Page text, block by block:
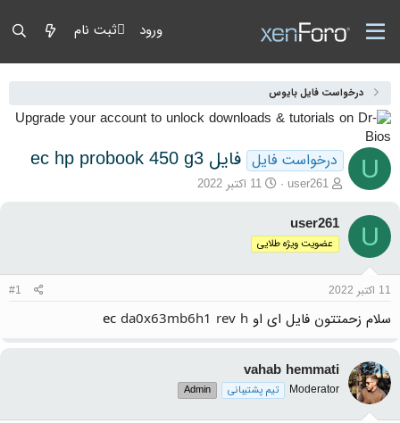
ورود ثبت نام
درخواست فایل بایوس
U درخواست فایل فایل ec hp probook 450 g3
آغازگر گفتمان
user261 تاریخ شروع
11 اکتبر 2022
U
user261
عضویت ویژه طلایی
11 اکتبر 2022 #1
سلام زحمتتون فایل ای او ec da0x63mb6h1 rev h
vahab hemmati
Moderator تیم پشتیبانی Admin